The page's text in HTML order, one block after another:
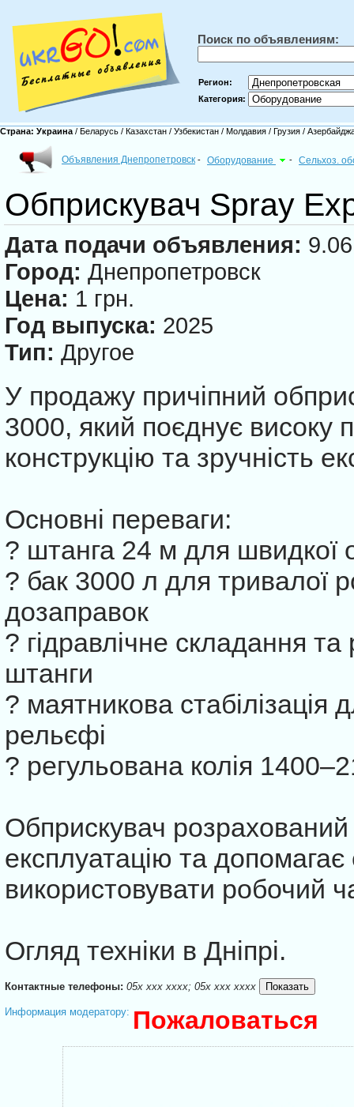
Поиск по объявлениям:
Регион:
Категория:
Страна: Украина / Беларусь / Казахстан / Узбекистан / Молдавия / Грузия /
Объявления Днепропетровск - Оборудование - Сельхоз.
Обприскувач Spray
Дата подачи объявления:
Город: Днепропетровск
Цена: 1 грн.
Год выпуска: 2025
Тип: Другое
У продажу причіпний
3000, який поєднує високу
конструкцію та зручність
Основні переваги:
? штанга 24 м для швидкої
? бак 3000 л для тривалої
дозаправок
? гідравлічне складання
штанги
? маятникова стабілізація
рельєфі
? регульована колія
Обприскувач розрахований
експлуатацію та
використовувати робочий
Огляд техніки в Дніпрі.
Контактные телефоны: 05x xxx xxxx; 05x xxx xxxx
Информация модератору: Пожаловаться